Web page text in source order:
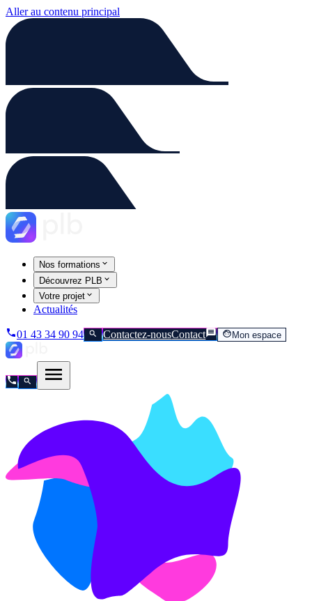
Aller au contenu principal
Nos formations
Découvrez PLB
Votre projet
Actualités
01 43 34 90 94 Contactez-nousContact Mon espace